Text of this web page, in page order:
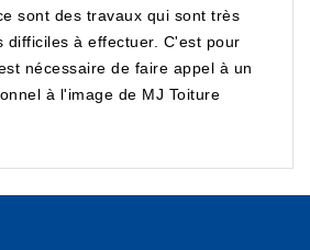
sont des travaux qui sont très
difficiles à effectuer. C'est pour
nécessaire de faire appel à un
à l'image de MJ Toiture